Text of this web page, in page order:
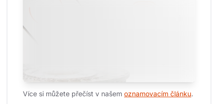
Více si můžete přečíst v našem oznamovacím článku.